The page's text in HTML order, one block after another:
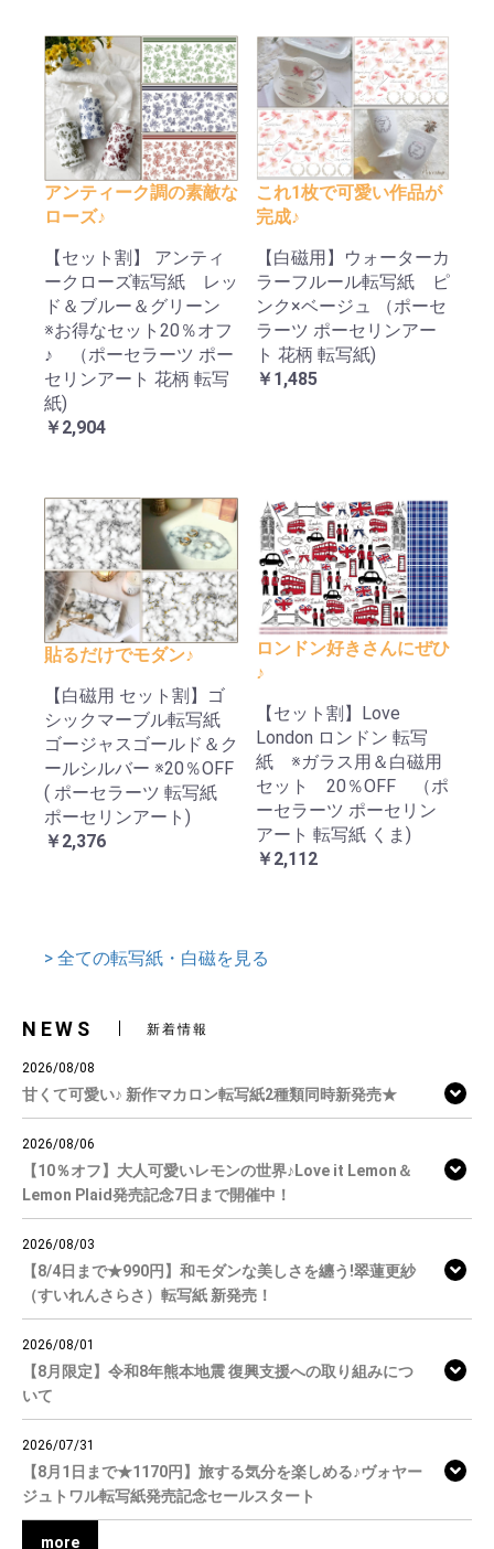
アンティーク調の素敵な
ローズ♪
【セット割】 アンティ
ークローズ転写紙 レッ
ド＆ブルー＆グリーン
※お得なセット20％オフ
♪ （ポーセラーツ ポー
セリンアート 花柄 転写
紙)
￥2,904
これ1枚で可愛い作品が
完成♪
【白磁用】ウォーターカ
ラーフルール転写紙 ピ
ンク×ベージュ （ポーセ
ラーツ ポーセリンアー
ト 花柄 転写紙)
￥1,485
貼るだけでモダン♪
【白磁用 セット割】ゴ
シックマーブル転写紙
ゴージャスゴールド＆ク
ールシルバー ※20％OFF
( ポーセラーツ 転写紙
ポーセリンアート)
￥2,376
ロンドン好きさんにぜひ
♪
【セット割】Love
London ロンドン 転写
紙 ※ガラス用＆白磁用
セット 20％OFF （ポ
ーセラーツ ポーセリン
アート 転写紙 くま)
￥2,112
> 全ての転写紙・白磁を見る
NEWS 新着情報
2026/08/08
甘くて可愛い♪ 新作マカロン転写紙2種類同時新発売★
2026/08/06
【10％オフ】大人可愛いレモンの世界♪Love it Lemon＆
Lemon Plaid発売記念7日まで開催中！
2026/08/03
【8/4日まで★990円】和モダンな美しさを纏う!翠蓮更紗
（すいれんさらさ）転写紙 新発売！
2026/08/01
【8月限定】令和8年熊本地震 復興支援への取り組みにつ
いて
2026/07/31
【8月1日まで★1170円】旅する気分を楽しめる♪ヴォヤー
ジュトワル転写紙発売記念セールスタート
more